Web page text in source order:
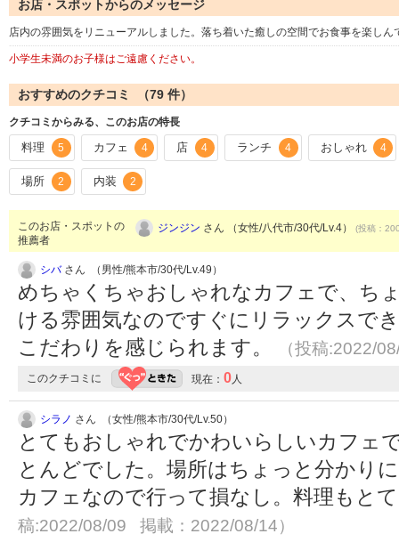
お店・スポットからのメッセージ
店内の雰囲気をリニューアルしました。落ち着いた癒しの空間でお食事を楽しん
小学生未満のお子様はご遠慮ください。
おすすめのクチコミ （79 件）
クチコミからみる、このお店の特長
料理 5 カフェ 4 店 4 ランチ 4 おしゃれ 4
場所 2 内装 2
このお店・スポットの
推薦者
ジンジン さん （女性/八代市/30代/Lv.4） (投稿：
シバさん （男性/熊本市/30代/Lv.49）
めちゃくちゃおしゃれなカフェで、ち
ける雰囲気なのですぐにリラックスで
こだわりを感じられます。
（投稿:2022/
このクチコミに 現在： 0人
シラノ さん （女性/熊本市/30代/Lv.50）
とてもおしゃれでかわいらしいカフェ
とんどでした。場所はちょっと分かり
カフェなので行って損なし。料理もと
稿:2022/08/09 掲載：2022/08/14）